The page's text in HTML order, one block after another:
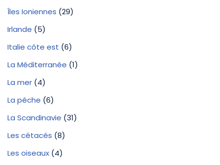
Îles Ioniennes (29)
Irlande (5)
Italie côte est (6)
La Méditerranée (1)
La mer (4)
La pêche (6)
La Scandinavie (31)
Les cétacés (8)
Les oiseaux (4)